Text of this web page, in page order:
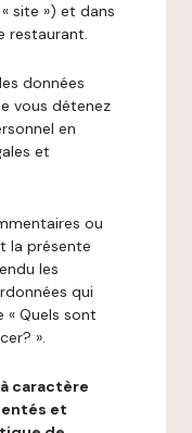
site ») et dans
restaurant.
données
vous détenez
en
et
ou
la présente
les
qui
Quels sont
».
caractère
et